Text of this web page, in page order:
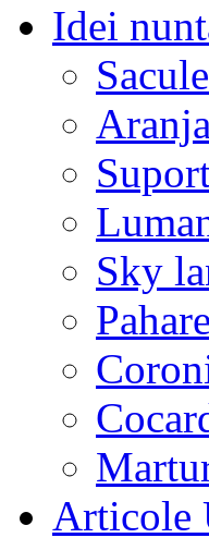
Idei
Sky
Articole